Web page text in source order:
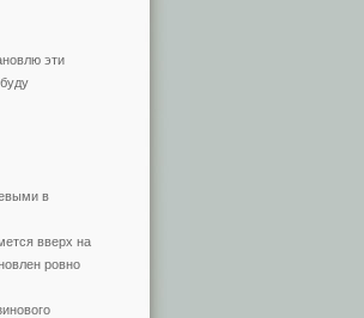
эти
в
вверх на
ровно